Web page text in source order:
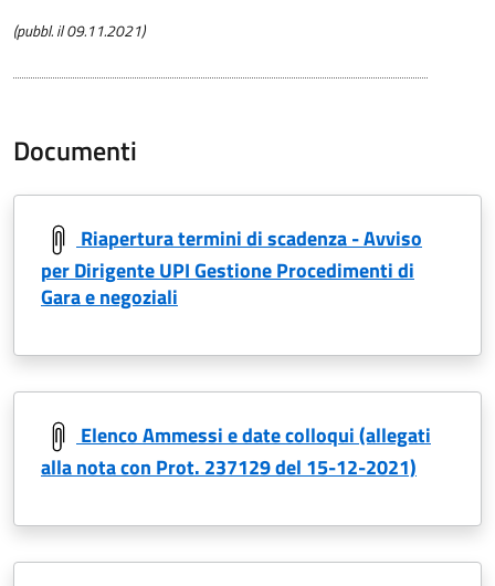
(pubbl. il 09.11.2021)
Documenti
Riapertura termini di scadenza - Avviso
per Dirigente UPI Gestione Procedimenti di
Gara e negoziali
Elenco Ammessi e date colloqui (allegati
alla nota con Prot. 237129 del 15-12-2021)